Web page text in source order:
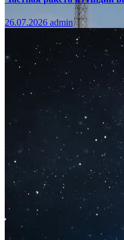
26.07.2026 admin